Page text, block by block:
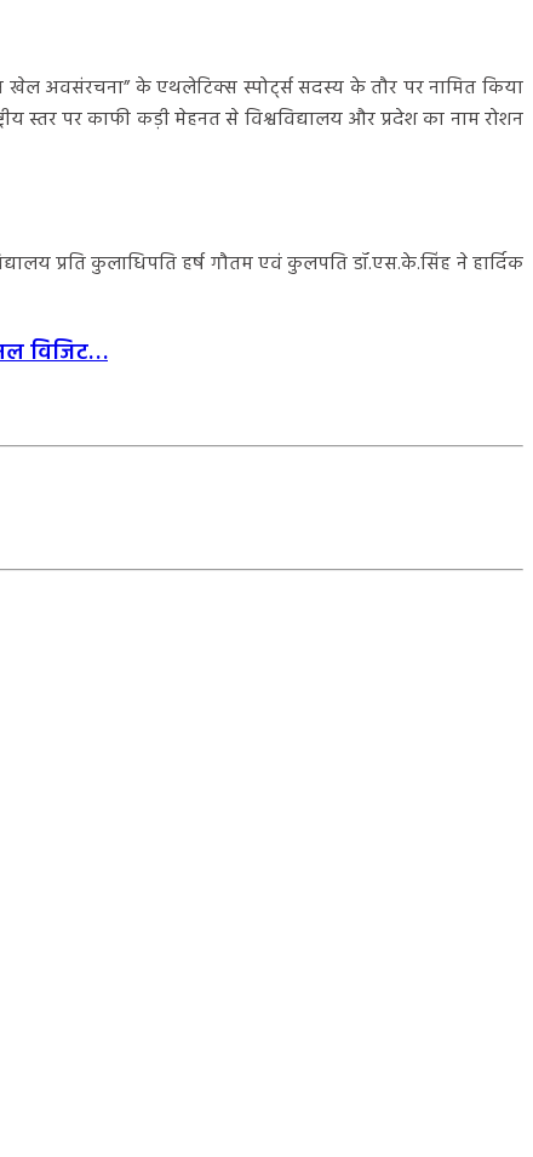
खेल अवसंरचना” के एथलेटिक्स स्पोर्ट्स सदस्य के तौर पर नामित किया
स्तर पर काफी कड़ी मेहनत से विश्वविद्यालय और प्रदेश का नाम रोशन
प्रति कुलाधिपति हर्ष गौतम एवं कुलपति डॉ.एस.के.सिंह ने हार्दिक
विजिट…